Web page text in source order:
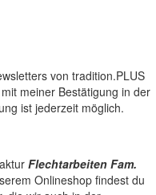
von tradition.PLUS
meiner Bestätigung in der
ist jederzeit möglich.
Flechtarbeiten Fam.
Onlineshop findest du